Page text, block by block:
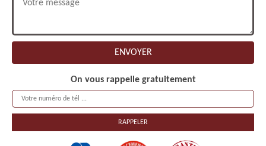
On vous rappelle gratuitement